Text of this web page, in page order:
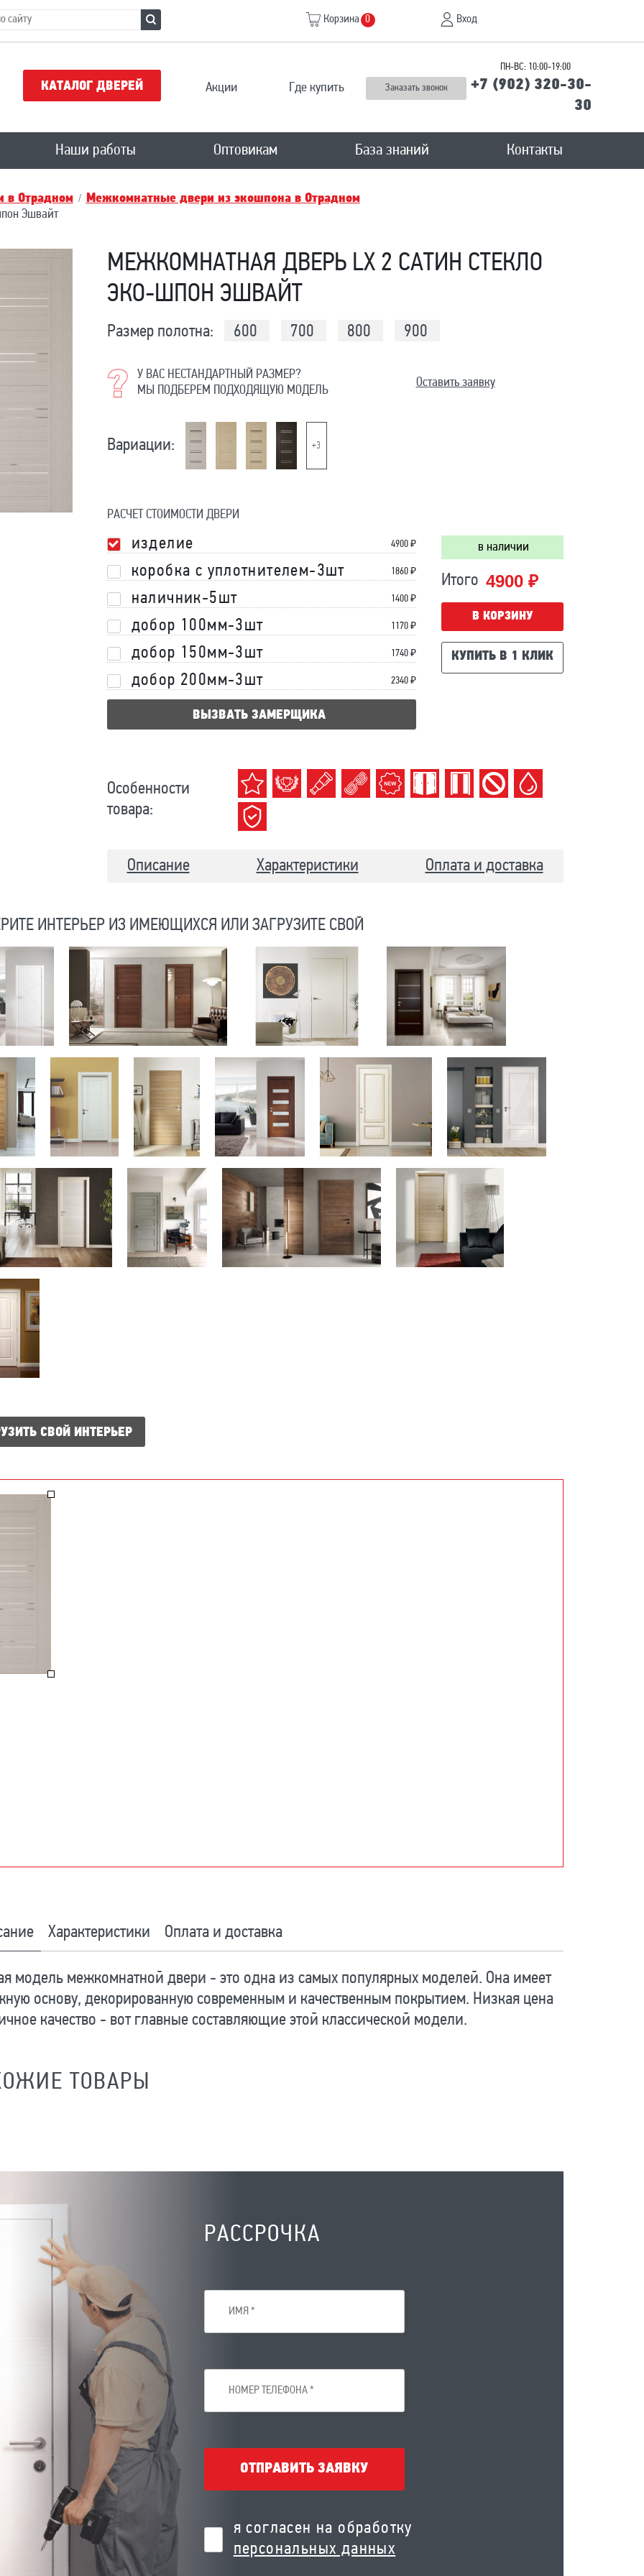
Корзина 0 Вход
КАТАЛОГ ДВЕРЕЙ Акции Где купить Заказать звонок
ПН-ВС: 10:00-19:00
+7 (902) 320-30-
30
Наши работы Оптовикам База знаний Контакты
в Отрадном
Межкомнатные двери из экошпона в Отрадном
Эшвайт
МЕЖКОМНАТНАЯ ДВЕРЬ LX 2 САТИН СТЕКЛО
ЭКО-ШПОН ЭШВАЙТ
Размер полотна: 600 700 800 900
У ВАС НЕСТАНДАРТНЫЙ РАЗМЕР?
МЫ ПОДБЕРЕМ ПОДХОДЯЩУЮ МОДЕЛЬ
Оставить заявку
Вариации: +3
РАСЧЕТ СТОИМОСТИ ДВЕРИ
изделие 4900₽
коробка с уплотнителем-3шт 1860 ₽
наличник-5шт 1400 ₽
добор 100мм-3шт 1170 ₽
добор 150мм-3шт 1740 ₽
добор 200мм-3шт 2340 ₽
ВЫЗВАТЬ ЗАМЕРЩИКА
в наличии
Итого 4900 ₽
В КОРЗИНУ
КУПИТЬ В 1 КЛИК
Особенности
товара:
Описание Характеристики Оплата и доставка
ИНТЕРЬЕР ИЗ ИМЕЮЩИХСЯ ИЛИ ЗАГРУЗИТЕ СВОЙ
СВОЙ ИНТЕРЬЕР
Характеристики Оплата и доставка
модель межкомнатной двери - это одна из самых популярных моделей. Она имеет
основу, декорированную современным и качественным покрытием. Низкая цена
качество - вот главные составляющие этой классической модели.
ТОВАРЫ
РАССРОЧКА
ОТПРАВИТЬ ЗАЯВКУ
я согласен на обработку
персональных данных